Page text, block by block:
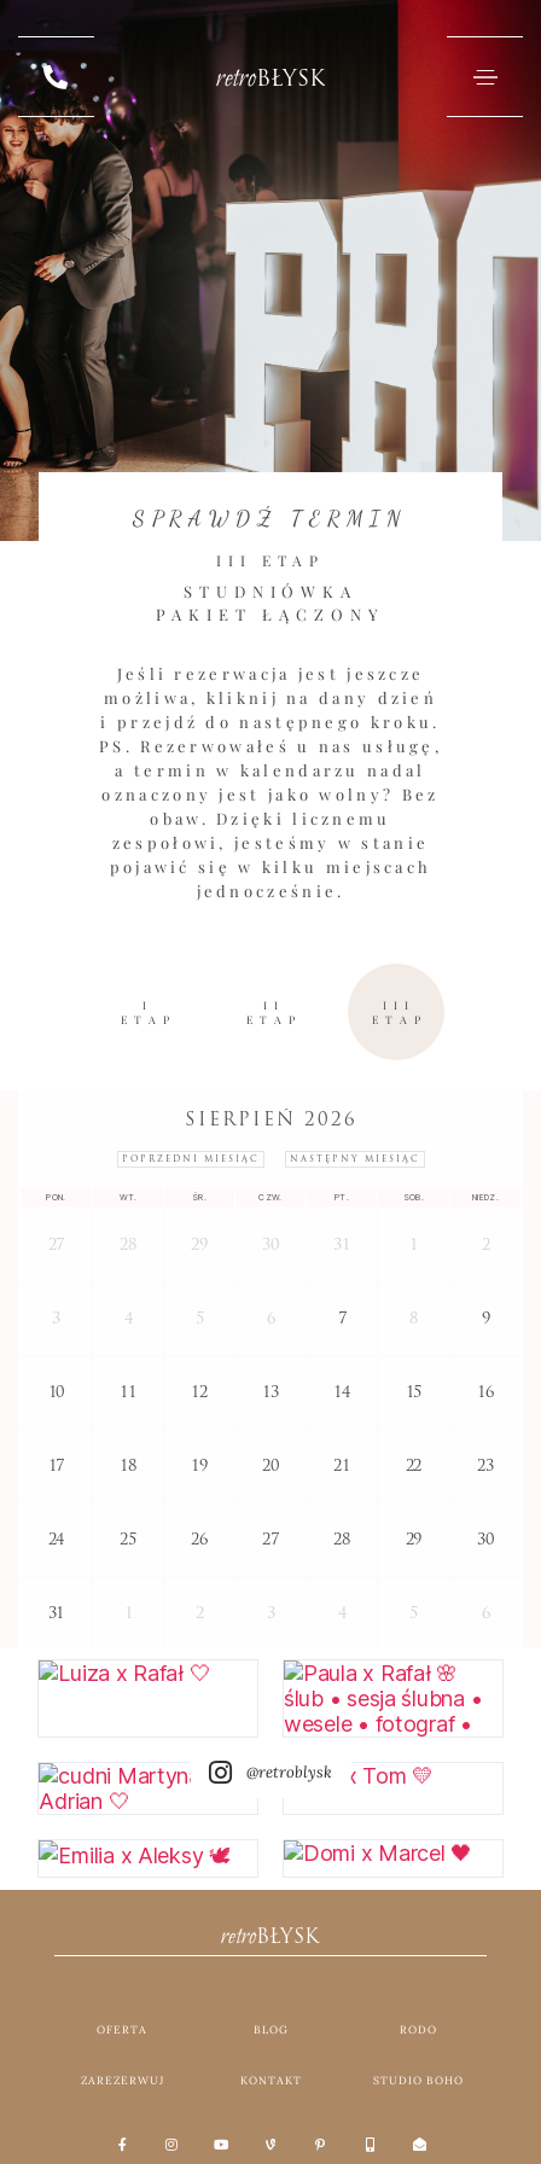
retroBŁYSK
SPRAWDŹ TERMIN
III ETAP
STUDNIÓWKA
PAKIET ŁĄCZONY
Jeśli rezerwacja jest jeszcze
możliwa, kliknij na dany dzień
i przejdź do następnego kroku.
PS. Rezerwowałeś u nas usługę,
a termin w kalendarzu nadal
oznaczony jest jako wolny? Bez
obaw. Dzięki licznemu
zespołowi, jesteśmy w stanie
pojawić się w kilku miejscach
jednocześnie.
I
ETAP
II
ETAP
III
ETAP
SIERPIEŃ 2026
POPRZEDNI MIESIĄC NASTĘPNY MIESIĄC
PON. WT. ŚR. CZW. PT. SOB. NIEDZ.
27 28 29 30 31 2
3 4 5 6 7 8 9
10 11 12 13 14 15 16
17 18 19 20 21 22 23
24 25 26 27 28 29 30
31 2 3 4 5 6
@retroblysk
retroBŁYSK
OFERTA BLOG RODO
ZAREZERWUJ KONTAKT STUDIO BOHO